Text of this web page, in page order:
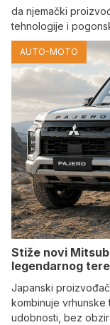
da njemački
tehnologije i
AUTO-MOTO
Stiže novi
legendarnog
Japanski
kombinuje vrhunske
udobnosti, bez